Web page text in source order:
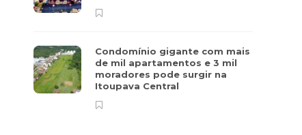
Condomínio gigante com mais
de mil apartamentos e 3 mil
moradores pode surgir na
Itoupava Central